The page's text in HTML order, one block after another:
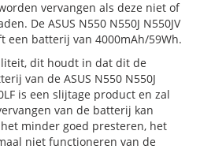
vervangen als deze niet of
De ASUS N550 N550J N550JV
een batterij van 4000mAh/59Wh.
dit houdt in dat dit de
van de ASUS N550 N550J
is een slijtage product en zal
van de batterij kan
minder goed presteren, het
niet functioneren van de